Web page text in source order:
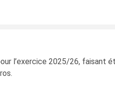
l’exercice 2025/26, faisant